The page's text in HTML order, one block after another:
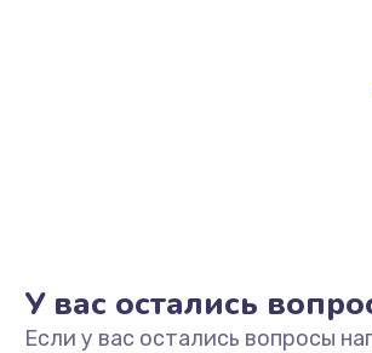
У вас остались
Если у вас остались вопросы